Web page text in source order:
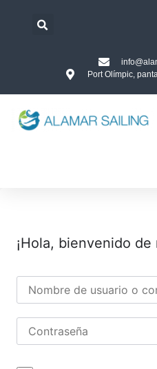
Port Olímpic,
¡Hola, bienvenido de